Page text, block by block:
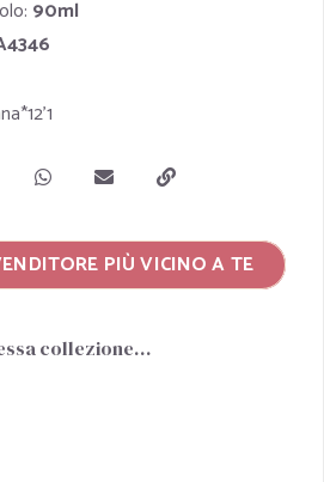
90ml
PIÙ VICINO A TE
collezione…